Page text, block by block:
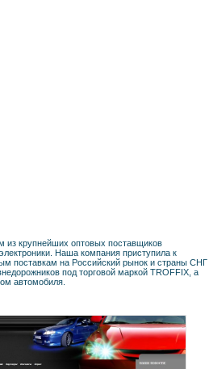
из крупнейших оптовых поставщиков
Наша компания приступила к
поставкам на Российский рынок и страны СНГ
под торговой маркой TROFFIX, а
автомобиля.